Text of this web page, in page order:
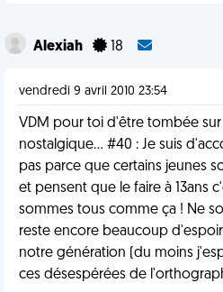
Alexiah 18
vendredi 9 avril 2010 23:54
VDM pour toi d'être tombée sur
nostalgique... #40 : Je suis
pas parce que certains jeunes
et pensent que le faire à 13ans
sommes tous comme ça ! Ne
reste encore beaucoup
notre génération (du moins
ces désespérées de